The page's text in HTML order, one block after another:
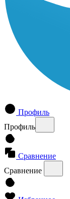
Профиль
Профиль
Сравнение
Сравнение